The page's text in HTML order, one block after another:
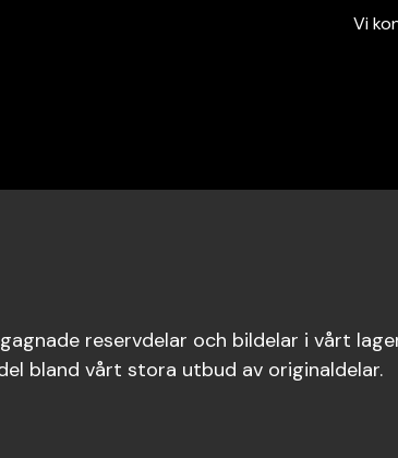
Vi
reservdelar och bildelar i vårt
bland vårt stora utbud av originaldelar.